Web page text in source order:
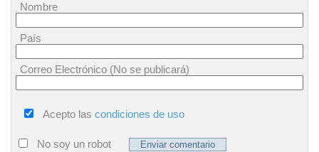
Nombre
País
Correo Electrónico (No se publicará)
Acepto las condiciones de uso
No soy un robot